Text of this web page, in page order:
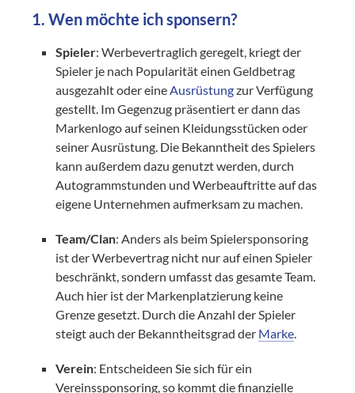
1. Wen möchte ich sponsern?
Spieler: Werbevertraglich geregelt, kriegt der
Spieler je nach Popularität einen Geldbetrag
ausgezahlt oder eineAusrüstungzur Verfügung
gestellt. Im Gegenzug präsentiert er dann das
Markenlogo auf seinen Kleidungsstücken oder
seiner Ausrüstung. Die Bekanntheit des Spielers
kann außerdem dazu genutzt werden, durch
Autogrammstunden und Werbeauftritte auf das
eigene Unternehmen aufmerksam zu machen.
Team/Clan: Anders als beim Spielersponsoring
ist der Werbevertrag nicht nur auf einen Spieler
beschränkt, sondern umfasst das gesamte Team.
Auch hier ist der Markenplatzierung keine
Grenze gesetzt. Durch die Anzahl der Spieler
steigt auch der Bekanntheitsgrad der Marke.
Verein: Entscheideen Sie sich für ein
Vereinssponsoring, so kommt die finanzielle